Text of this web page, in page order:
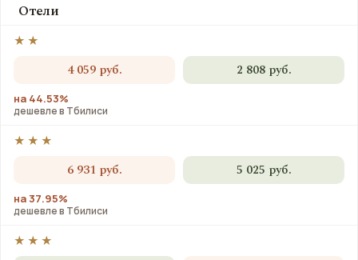
Отели
★★
4 059 руб. 2 808 руб.
на 44.53%
дешевле в Тбилиси
★★★
6 931 руб. 5 025 руб.
на 37.95%
дешевле в Тбилиси
★★★